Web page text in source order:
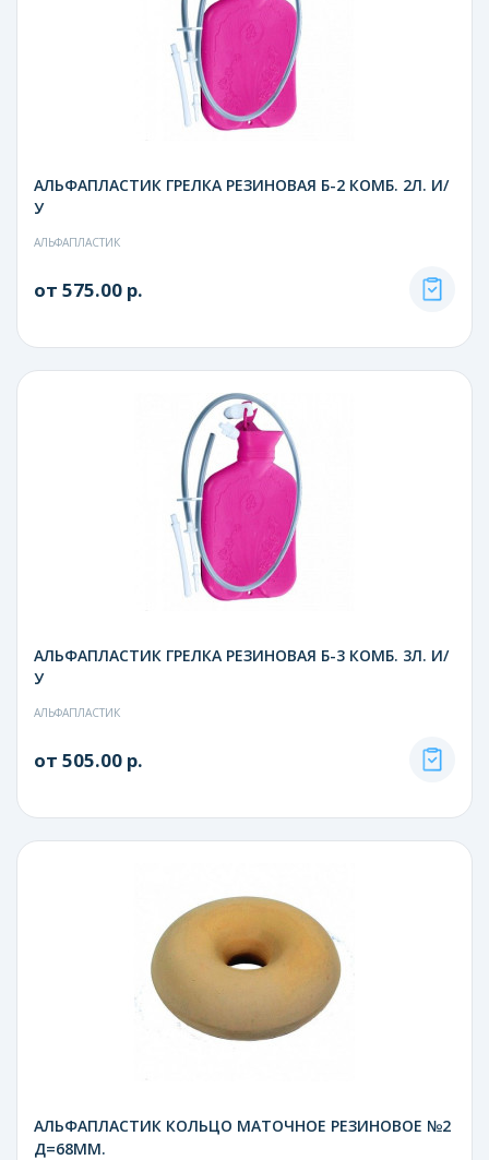
АЛЬФАПЛАСТИК ГРЕЛКА РЕЗИНОВАЯ Б-2 КОМБ. 2Л. И/
У
АЛЬФАПЛАСТИК
от 575.00 р.
АЛЬФАПЛАСТИК ГРЕЛКА РЕЗИНОВАЯ Б-3 КОМБ. 3Л. И/
У
АЛЬФАПЛАСТИК
от 505.00 р.
АЛЬФАПЛАСТИК КОЛЬЦО МАТОЧНОЕ РЕЗИНОВОЕ №2
Д=68ММ.